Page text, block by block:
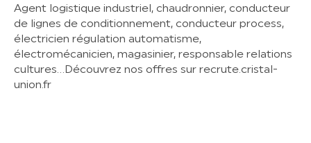
Agent logistique industriel, chaudronnier, conducteur
de lignes de conditionnement, conducteur process,
électricien régulation automatisme,
électromécanicien, magasinier, responsable relations
cultures…Découvrez nos offres sur recrute.cristal-
union.fr